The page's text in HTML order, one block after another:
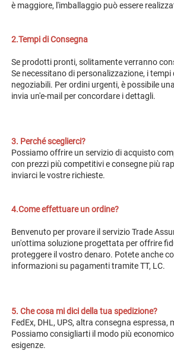
è maggiore, l'imballaggio può essere
2.Tempi di Consegna
Se prodotti pronti, solitamente verranno
Se necessitano di personalizzazione, i
negoziabili. Per ordini urgenti, è possibile
invia un'e-mail per concordare i dettagli.
3. Perché sceglierci?
Possiamo offrire un servizio di acquisto
con prezzi più competitivi e consegne più
inviarci le vostre richieste.
4.Come effettuare un ordine?
Benvenuto per provare il servizio Trade
un'ottima soluzione progettata per offrire
proteggere il vostro denaro. Potete anche
informazioni su pagamenti tramite TT, LC.
5. Che cosa mi dici della tua spedizione?
FedEx, DHL, UPS, altra consegna espressa,
Possiamo consigliarti il modo più
esigenze.